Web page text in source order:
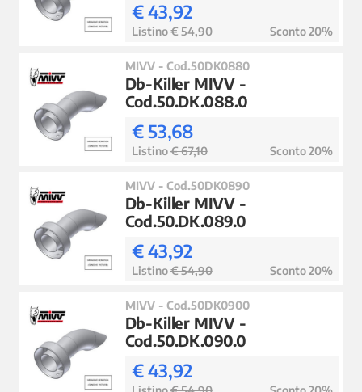
€ 43,92
Listino€ 54,90 Sconto 20%
MIVV - Cod.50DK0880
Db-Killer MIVV -
Cod.50.DK.088.0
€ 53,68
Listino€ 67,10 Sconto 20%
MIVV - Cod.50DK0890
Db-Killer MIVV -
Cod.50.DK.089.0
€ 43,92
Listino€ 54,90 Sconto 20%
MIVV - Cod.50DK0900
Db-Killer MIVV -
Cod.50.DK.090.0
€ 43,92